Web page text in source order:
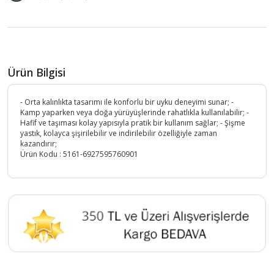
Ürün Bilgisi
- Orta kalınlıkta tasarımı ile konforlu bir uyku deneyimi sunar; -
Kamp yaparken veya doğa yürüyüşlerinde rahatlıkla kullanılabilir; -
Hafif ve taşıması kolay yapısıyla pratik bir kullanım sağlar; - Şişme
yastık, kolayca şişirilebilir ve indirilebilir özelliğiyle zaman
kazandırır;
Ürün Kodu : 5161-6927595760901